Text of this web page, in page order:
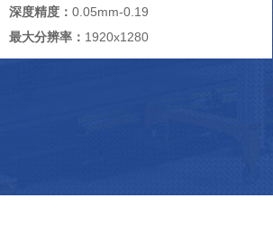
深度精度： 0.05mm-0.19
最大分辨率： 1920x1280